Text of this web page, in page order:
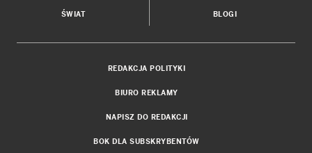
ŚWIAT BLOGI
REDAKCJA POLITYKI
BIURO REKLAMY
NAPISZ DO REDAKCJI
BOK DLA SUBSKRYBENTÓW